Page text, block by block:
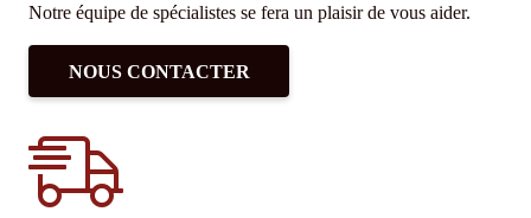
Notre équipe de spécialistes se fera un plaisir de vous aider.
NOUS CONTACTER